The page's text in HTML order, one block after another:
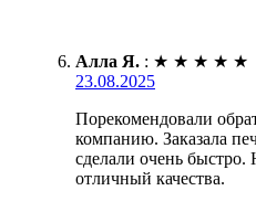
Алла Я. : ★ ★ ★ ★ ★
23.08.2025
Порекомендовали
компанию. Заказала
сделали очень
отличный качества.